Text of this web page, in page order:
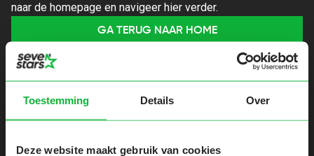
Toestemming Details Over
Deze website maakt gebruik van cookies
naar de homepage en navigeer hier verder.
GA TERUG NAAR HOME